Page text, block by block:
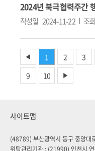
2024년 북극협력주간
작성일 2024-11-22 조
◀ 1 2 3
9
10 ▶
사이트맵
(48789) 부산광역시 동구 중앙대
위탁관리기관 : (21990) 인천시